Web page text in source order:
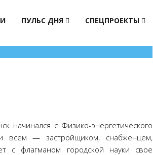
ПУЛЬС ДНЯ СПЕЦПРОЕКТЫ
начинался с Физико-энергетического
всем — застройщиком, снабженцем,
с флагманом городской науки свое